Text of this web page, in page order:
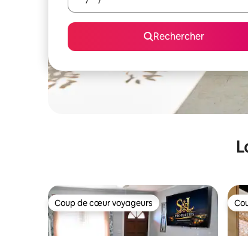
Rechercher
Coup de cœur voyageurs
Coup de cœur voyageurs